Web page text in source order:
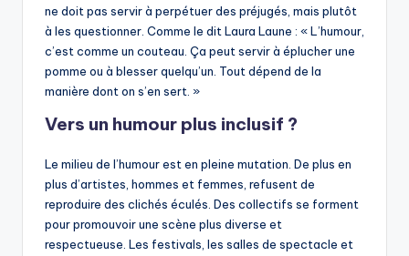
ne doit pas servir à perpétuer des préjugés, mais plutôt
à les questionner. Comme le dit Laura Laune : « L’humour,
c’est comme un couteau. Ça peut servir à éplucher une
pomme ou à blesser quelqu’un. Tout dépend de la
manière dont on s’en sert. »
Vers un humour plus inclusif ?
Le milieu de l’humour est en pleine mutation. De plus en
plus d’artistes, hommes et femmes, refusent de
reproduire des clichés éculés. Des collectifs se forment
pour promouvoir une scène plus diverse et
respectueuse. Les festivals, les salles de spectacle et